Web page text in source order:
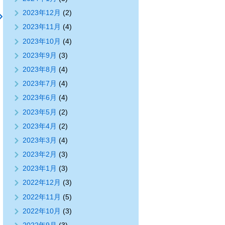
2023年12月 (2)
2023年11月 (4)
2023年10月 (4)
2023年9月 (3)
2023年8月 (4)
2023年7月 (4)
2023年6月 (4)
2023年5月 (2)
2023年4月 (2)
2023年3月 (4)
2023年2月 (3)
2023年1月 (3)
2022年12月 (3)
2022年11月 (5)
2022年10月 (3)